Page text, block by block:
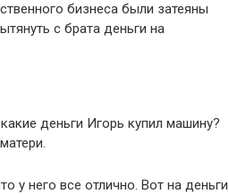
бизнеса были затеяны
с брата деньги на
деньги Игорь купил машину?
у него все отлично. Вот на деньги